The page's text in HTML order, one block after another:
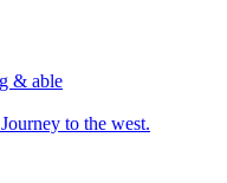
& able
to the west.